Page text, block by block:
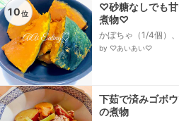
10位
♡砂糖なしでも
煮物♡
かぼちゃ（1/4個
by ♡あいあい♡
下茹で済みゴボ
の煮物